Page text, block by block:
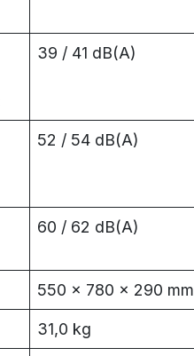
39 / 41 dB(A)
52 / 54 dB(A)
60 / 62 dB(A)
550 x 780 x 290 mm
31,0 kg